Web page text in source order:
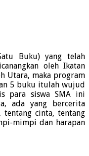
Buku) yang telah
oleh Ikatan
Utara, maka program
5 buku itulah wujud
para siswa SMA ini
ada yang bercerita
tentang cinta, tentang
mimpi dan harapan